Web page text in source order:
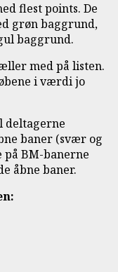
flest points. De
grøn baggrund,
baggrund.
med på listen.
i værdi jo
deltagerne
baner (svær og
BM-banerne
åbne baner.